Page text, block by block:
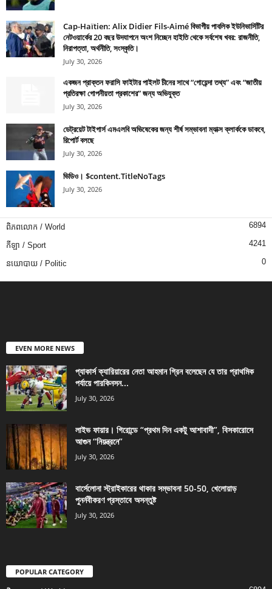
Cap-Haïtien: Alix Didier Fils-Aimé বিভাগীয় পাবলিক ইউনিভার্সিটির
নেটওয়ার্কের 20 বছর উদযাপনে অংশ নিচ্ছেন হাইতি থেকে সর্বশেষ খবর: রাজনীতি,
নিরাপত্তা, অর্থনীতি, সংস্কৃতি।
July 30, 2026
একজন প্রাক্তন ফরাসি ফাইটার পাইলট চীনের সাথে “গোয়েন্দা তথ্য” এবং “জাতীয়
প্রতিরক্ষা গোপনীয়তা প্রকাশের” জন্য অভিযুক্ত
July 30, 2026
ডেট্রয়েট টাইগার্স এমএলবি অভিষেকের জন্য শীর্ষ সম্ভাবনা ম্যাক্স ক্লার্ককে ডাকবে,
রিপোর্ট বলছে
July 30, 2026
ভিডিও। $content.TitleNoTags
July 30, 2026
ពិភពលោក / World 6894
កីឡា / Sport 4241
នយោបាយ / Politic 0
EVEN MORE NEWS
প্যাকার্স ক্যারিয়ারের নেতা আহমান গ্রিন বলেছেন যে তার প্রাথমিক
পর্যায়ে পারকিনসন...
July 30, 2026
লাইভ ফায়ার। গিরোন্ডে “প্রথম দিন একটু আশাবাদী”, বিসকারোসে
আগুন “নিয়ন্ত্রনে”
July 30, 2026
বার্সেলোনা স্ট্রাইকারের থাকার সম্ভাবনা 50-50, খেলোয়াড়
পুনর্নবীকরণ প্রস্তাবে অসন্তুষ্ট
July 30, 2026
POPULAR CATEGORY